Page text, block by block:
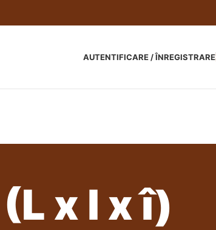
AUTENTIFICARE / ÎNREGISTRARE
x l x î)